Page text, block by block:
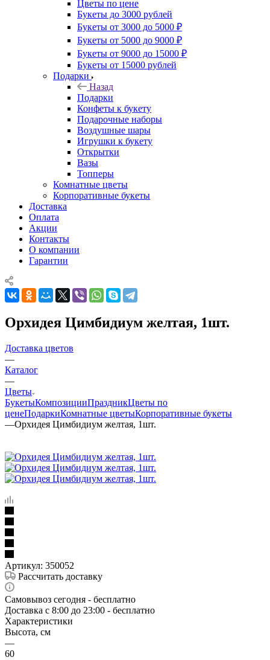
Цветы по цене
Букеты до 3000 рублей
Букеты от 3000 до 5000 ₽
Букеты от 5000 до 9000 ₽
Букеты от 9000 до 15000 ₽
Букеты от 15000 рублей
Подарки
Назад
Подарки
Конфеты к букету
Подарочные наборы
Воздушные шары
Игрушки к букету
Открытки
Вазы
Топперы
Комнатные цветы
Корпоративные букеты
Доставка
Оплата
Акции
Контакты
О компании
Гарантии
Орхидея Цимбидиум желтая, 1шт.
Доставка цветов
—
Каталог
—
Цветы
БукетыКомпозицииПраздникЦветы по
ценеПодаркиКомнатные цветыКорпоративные букеты
—Орхидея Цимбидиум желтая, 1шт.
Артикул: 350052
Рассчитать доставку
Самовывоз сегодня - бесплатно
Доставка c 8:00 до 23:00 - бесплатно
Характеристики
Высота, см
—
60